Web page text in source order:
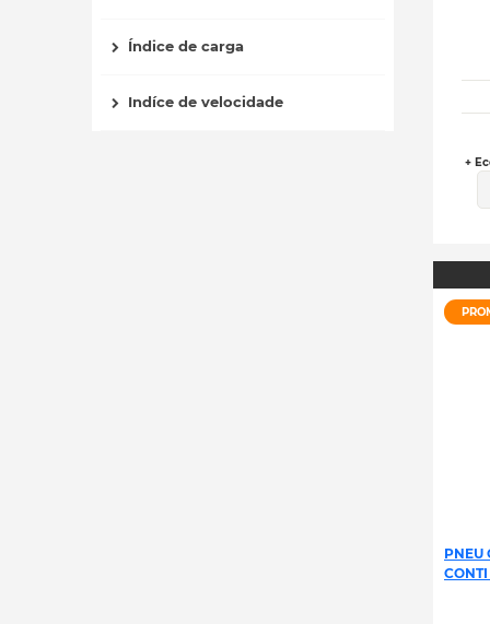
Índice de carga
Indíce de velocidade
+
PNEU